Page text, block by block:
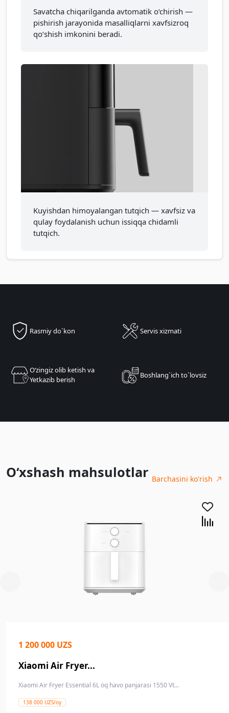
Savatcha chiqarilganda avtomatik o‘chirish —
pishirish jarayonida masalliqlarni xavfsizroq
qo‘shish imkonini beradi.
Kuyishdan himoyalangan tutqich — xavfsiz va
qulay foydalanish uchun issiqqa chidamli
tutqich.
Rasmiy do`kon Servis xizmati
Oʻzingiz olib ketish va
Yetkazib berish
Boshlang`ich to`lovsiz
O‘xshash mahsulotlar Barchasini ko'rish
1 200 000 UZS
Xiaomi Air Fryer...
Xiaomi Air Fryer Essential 6L oq havo panjarasi 1550 Vt...
138 000 UZS/oy